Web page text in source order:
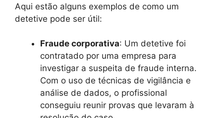
Aqui estão alguns exemplos de como um
detetive pode ser útil:
Fraude corporativa: Um detetive foi
contratado por uma empresa para
investigar a suspeita de fraude interna.
Com o uso de técnicas de vigilância e
análise de dados, o profissional
conseguiu reunir provas que levaram à